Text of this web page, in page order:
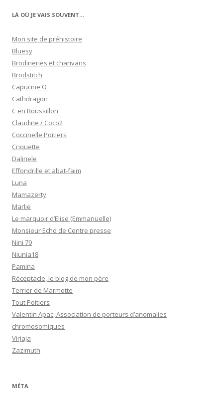
LÀ OÙ JE VAIS SOUVENT…
Mon site de préhistoire
Bluesy
Brodineries et charivaris
Brodstitch
Capucine O
Cathdragon
C en Roussillon
Claudine / Coco2
Coccinelle Poitiers
Criquette
Dalinele
Effondrille et abat-faim
Luna
Mamazerty
Marlie
Le marquoir d’Elise (Emmanuelle)
Monsieur Echo de Centre presse
Nini 79
Niunia18
Pamina
Réceptacle, le blog de mon père
Terrier de Marmotte
Tout Poitiers
Valentin Apac, Association de porteurs d’anomalies
chromosomiques
Virjaja
Zazimuth
MÉTA